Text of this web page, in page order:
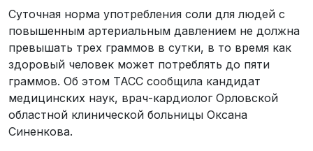
Суточная норма употребления соли для людей с
повышенным артериальным давлением не должна
превышать трех граммов в сутки, в то время как
здоровый человек может потреблять до пяти
граммов. Об этом ТАСС сообщила кандидат
медицинских наук, врач-кардиолог Орловской
областной клинической больницы Оксана
Синенкова.